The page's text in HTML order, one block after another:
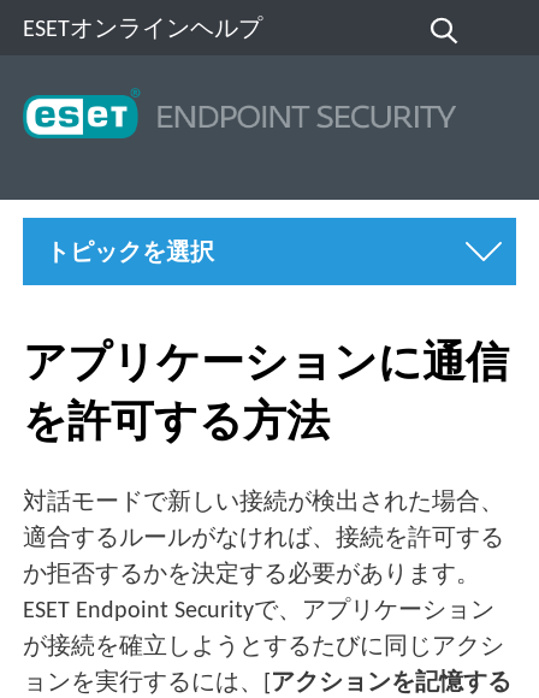
ESETオンラインヘルプ
トピックを選択
アプリケーションに通信
を許可する方法
対話モードで新しい接続が検出された場合、
適合するルールがなければ、接続を許可する
か拒否するかを決定する必要があります。
ESET Endpoint Securityで、アプリケーション
が接続を確立しようとするたびに同じアクシ
ョンを実行するには、[
アクションを記憶する